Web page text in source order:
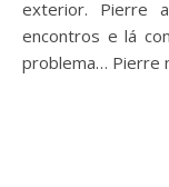
exterior. Pierre
encontros e lá
problema… Pierre